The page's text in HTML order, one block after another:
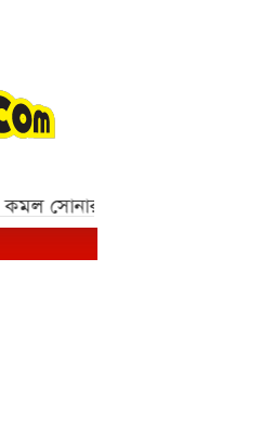
দাম, ভরিতে কমেছে ৩ হাজার